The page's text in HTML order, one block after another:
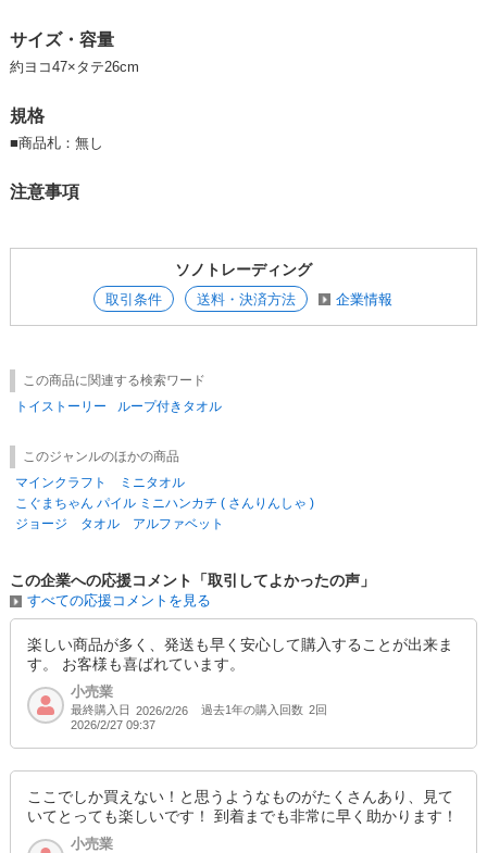
カウボーイ人形のウッディはアンディ少年の大のお気に入り。
だがそれも誕生日プレゼントでアクション人形バズ・ライトイヤーを手に
NO．1の座を奪われたウッディは何とかバズをこらしめようとするが、バ
ズはバズで自分が本物のスペース・レンジャーだと思い込んでいる有り
様。 そんな二人がふとしたいざこざから外の世界に飛び出してしまう。
悪ガキのシドに捕まってしまった……。
サイズ・容量
約ヨコ47×タテ26cm
規格
■商品札：無し
注意事項
ソノトレーディング
取引条件 送料・決済方法 企業情報
この商品に関連する検索ワード
トイストーリー
ループ付きタオル
このジャンルのほかの商品
マインクラフト ミニタオル
こぐまちゃん パイル ミニハンカチ ( さんりんしゃ )
ジョージ タオル アルファベット
この企業への応援コメント「取引してよかったの声」
すべての応援コメントを見る
楽しい商品が多く、発送も早く安心して購入することが出来ま
す。 お客様も喜ばれています。
小売業
最終購入日 2026/2/26 過去1年の購入回数 2回
2026/2/27 09:37
ここでしか買えない！と思うようなものがたくさんあり、見て
いてとっても楽しいです！ 到着までも非常に早く助かります！
小売業